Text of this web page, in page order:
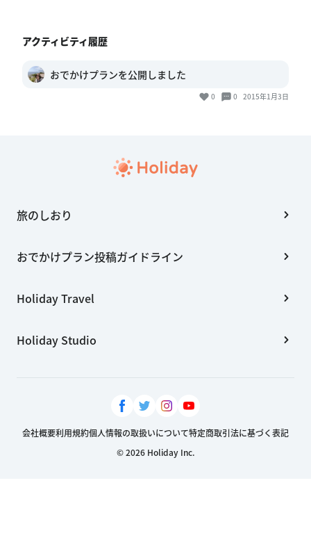
アクティビティ履歴
おでかけプランを公開しました
0 0 2015年1月3日
旅のしおり
おでかけプラン投稿ガイドライン
Holiday Travel
Holiday Studio
会社概要利用規約個人情報の取扱いについて特定商取引法に基づく表記
© 2026 Holiday Inc.